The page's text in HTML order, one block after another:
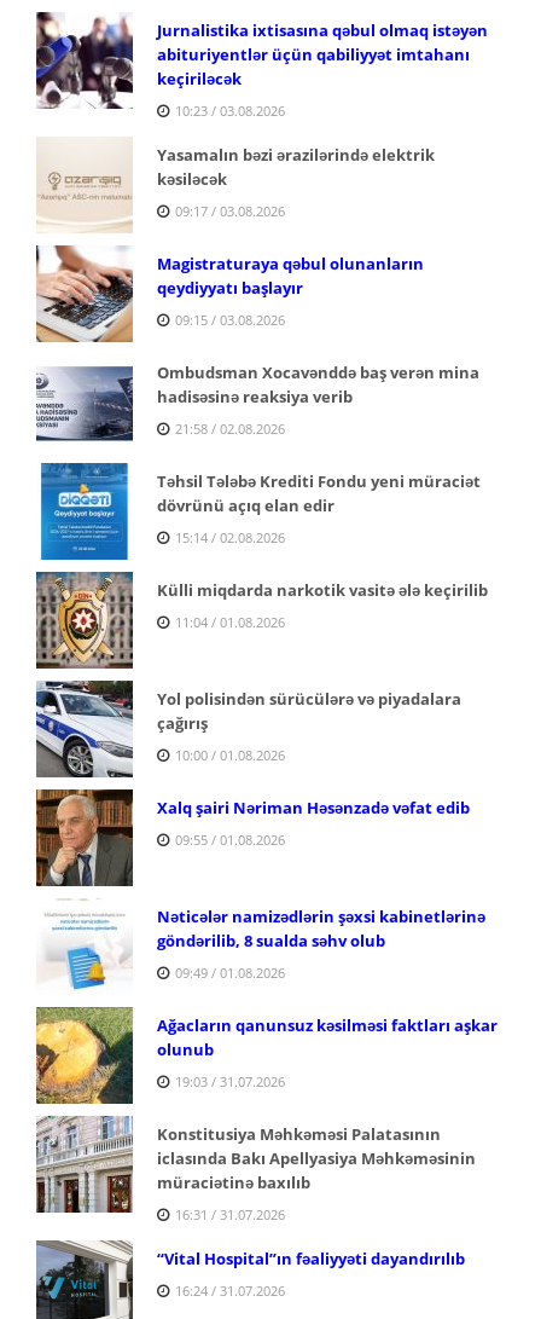
Jurnalistika ixtisasına qəbul olmaq istəyən
abituriyentlər üçün qabiliyyət imtahanı
keçiriləcək
10:23 / 03.08.2026
Yasamalın bəzi ərazilərində elektrik
kəsiləcək
09:17 / 03.08.2026
Magistraturaya qəbul olunanların
qeydiyyatı başlayır
09:15 / 03.08.2026
Ombudsman Xocavənddə baş verən mina
hadisəsinə reaksiya verib
21:58 / 02.08.2026
Təhsil Tələbə Krediti Fondu yeni müraciət
dövrünü açıq elan edir
15:14 / 02.08.2026
Külli miqdarda narkotik vasitə ələ keçirilib
11:04 / 01.08.2026
Yol polisindən sürücülərə və piyadalara
çağırış
10:00 / 01.08.2026
Xalq şairi Nəriman Həsənzadə vəfat edib
09:55 / 01.08.2026
Nəticələr namizədlərin şəxsi kabinetlərinə
göndərilib, 8 sualda səhv olub
09:49 / 01.08.2026
Ağacların qanunsuz kəsilməsi faktları aşkar
olunub
19:03 / 31.07.2026
Konstitusiya Məhkəməsi Palatasının
iclasında Bakı Apellyasiya Məhkəməsinin
müraciətinə baxılıb
16:31 / 31.07.2026
“Vital Hospital”ın fəaliyyəti dayandırılıb
16:24 / 31.07.2026